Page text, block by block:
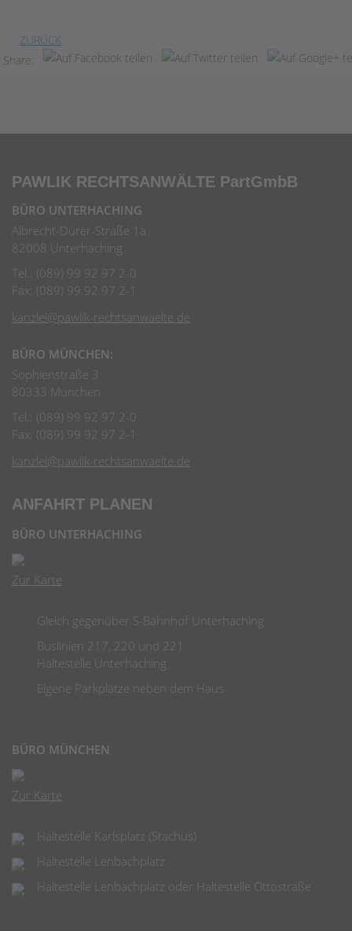
ZURÜCK
Share:
PAWLIK RECHTSANWÄLTE PartGmbB
BÜRO UNTERHACHING
Albrecht-Dürer-Straße 1a
82008 Unterhaching
Tel.: (089) 99 92 97 2-0
Fax: (089) 99 92 97 2-1
kanzlei@pawlik-rechtsanwaelte.de
BÜRO MÜNCHEN:
Sophienstraße 3
80333 München
Tel.: (089) 99 92 97 2-0
Fax: (089) 99 92 97 2-1
kanzlei@pawlik-rechtsanwaelte.de
ANFAHRT PLANEN
BÜRO UNTERHACHING
Zur Karte
Gleich gegenüber S-Bahnhof Unterhaching
Buslinien 217, 220 und 221
Haltestelle Unterhaching
Eigene Parkplätze neben dem Haus
BÜRO MÜNCHEN
Zur Karte
Haltestelle Karlsplatz (Stachus)
Haltestelle Lenbachplatz
Haltestelle Lenbachplatz oder Haltestelle Ottostraße